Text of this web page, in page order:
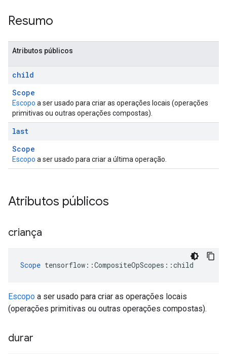
Resumo
Atributos públicos
child
Scope
Escopo a ser usado para criar as operações locais (operações
primitivas ou outras operações compostas).
last
Scope
Escopo a ser usado para criar a última operação.
Atributos públicos
criança
Scope tensorflow::CompositeOpScopes::child
Escopo a ser usado para criar as operações locais
(operações primitivas ou outras operações compostas).
durar